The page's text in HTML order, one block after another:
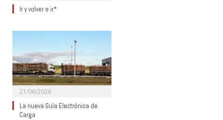
Ir y volver e ir*
21/06/2026
La nueva Guía Electrónica de
Carga